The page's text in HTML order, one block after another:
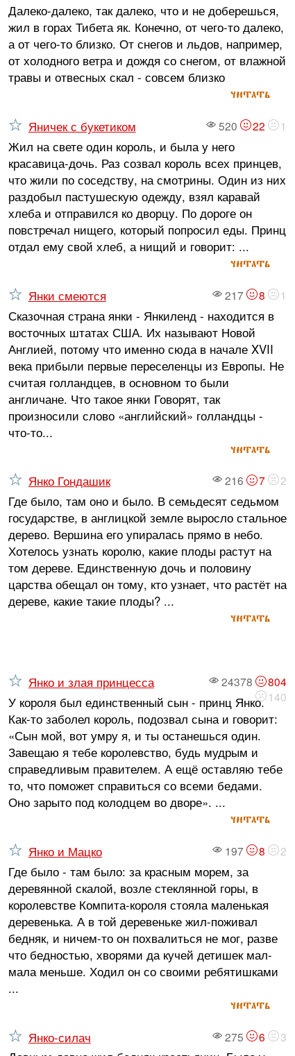
Далеко-далеко, так далеко, что и не доберешься,
жил в горах Тибета як. Конечно, от чего-то далеко,
а от чего-то близко. От снегов и льдов, например,
от холодного ветра и дождя со снегом, от влажной
травы и отвесных скал - совсем близко
читать
520 22 1
Яничек с букетиком
Жил на свете один король, и была у него
красавица-дочь. Раз созвал король всех принцев,
что жили по соседству, на смотрины. Один из них
раздобыл пастушескую одежду, взял каравай
хлеба и от­правился ко дворцу. По дороге он
повстречал нищего, который попросил еды. Принц
отдал ему свой хлеб, а нищий и говорит: ...
читать
217 8 1
Янки смеются
Сказочная страна янки - Янкиленд - находится в
восточных штатах США. Их называют Новой
Англией, потому что именно сюда в начале XVII
века прибыли первые переселенцы из Европы. Не
считая голландцев, в основном то были
англичане. Что такое янки Говорят, так
произносили слово «английский» голландцы -
что-то...
читать
216 7 2
Янко Гондашик
Где было, там оно и было. В семьдесят седьмом
государстве, в англицкой земле выросло стальное
дерево. Вершина его упиралась прямо в небо.
Хотелось узнать королю, какие плоды растут на
том дереве. Единственную дочь и половину
царства обещал он тому, кто узнает, что растёт на
дереве, какие такие плоды? ...
читать
24378
804
140
Янко и злая принцесса
У короля был единственный сын - принц Янко.
Как-то заболел король, подозвал сына и говорит:
«Сын мой, вот умру я, и ты останешься один.
Завещаю я тебе королевство, будь мудрым и
справедливым правителем. А ещё оставляю тебе
то, что поможет справиться со всеми бедами.
Оно зарыто под колодцем во дворе». ...
читать
197 8 2
Янко и Мацко
Где было - там было: за красным морем, за
деревянной скалой, возле стеклянной горы, в
королевстве Компита-короля стояла маленькая
деревенька. А в той деревеньке жил-поживал
бедняк, и ничем-то он похвалиться не мог, разве
что бедностью, хворями да кучей детишек мал-
мала меньше. Ходил он со своими ребятишками
...
читать
275 6 3
Янко-силач